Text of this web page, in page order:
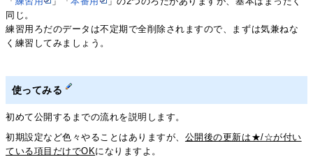
同じ。
練習用ろだのデータは不定期で全削除されますので、まずは気兼ねな
く練習してみましょう。
使ってみる
初めて公開するまでの流れを説明します。
初期設定など色々やることはありますが、 公開後の更新は★/☆が付い
ている項目だけでOKになりますよ。